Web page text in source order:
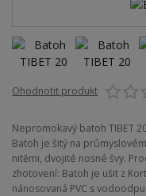
Ohodnotit produkt
Nepromokavý batoh TIBET
Batoh je šitý na
nitěmi, dvojité nosné švy.
zhotovení: Batoh je ušit z
nánosovaná PVC s